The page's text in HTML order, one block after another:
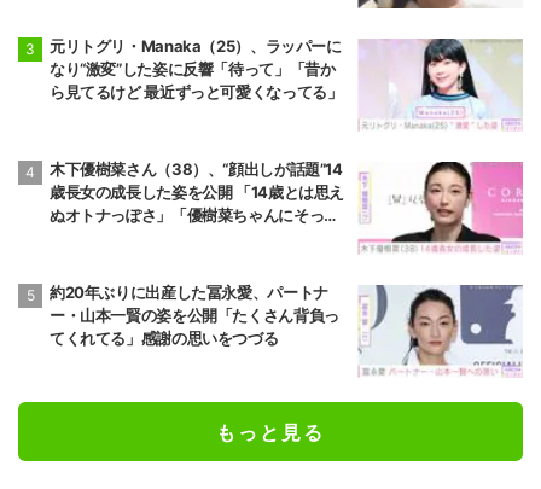
元リトグリ・Manaka（25）、ラッパーに
なり“激変”した姿に反響「待って」「昔か
ら見てるけど 最近ずっと可愛くなってる」
木下優樹菜さん（38）、“顔出しが話題”14
歳長女の成長した姿を公開 「14歳とは思え
ぬオトナっぽさ」「優樹菜ちゃんにそっく
約20年ぶりに出産した冨永愛、パートナ
ー・山本一賢の姿を公開「たくさん背負っ
てくれてる」感謝の思いをつづる
もっと見る